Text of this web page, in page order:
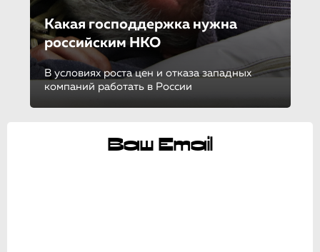
Какая господдержка нужна
российским НКО
В условиях роста цен и отказа западных
компаний работать в России
Ваш Email